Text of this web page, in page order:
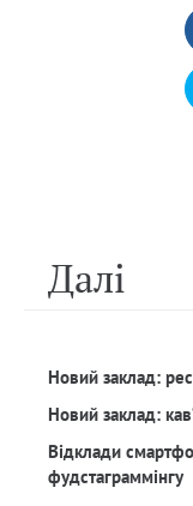
Далi
Новий заклад:
Новий заклад:
Відклади
фудстаграммінгу